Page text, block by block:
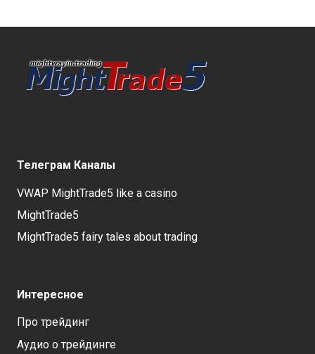
Телеграм Каналы
VWAP MightTrade5 like a casino
MightTrade5
MightTrade5 fairy tales about trading
Интересное
Про трейдинг
Аудио о трейдинге